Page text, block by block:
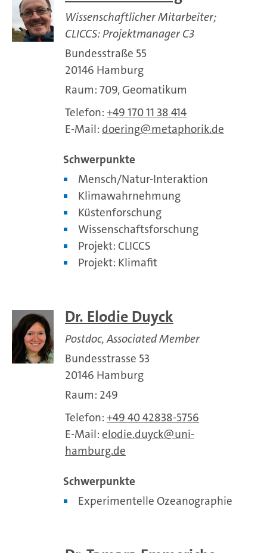
Wissenschaftlicher Mitarbeiter;
CLICCS: Projektmanager C3
Bundesstraße 55
20146 Hamburg
Raum: 709, Geomatikum
Telefon: +49 170 11 38 414
E-Mail: doering metaphorik.de
Schwerpunkte
Mensch/Natur-Interaktion
Klimawahrnehmung
Küstenforschung
Wissenschaftsforschung
Projekt: CLICCS
Projekt: Klimafit
Dr. Elodie Duyck
Postdoc, Associated Member
Bundesstrasse 53
20146 Hamburg
Raum: 249
Telefon: +49 40 42838-5756
E-Mail: elodie.duyck
uni-
hamburg.de
Schwerpunkte
Experimentelle Ozeanographie